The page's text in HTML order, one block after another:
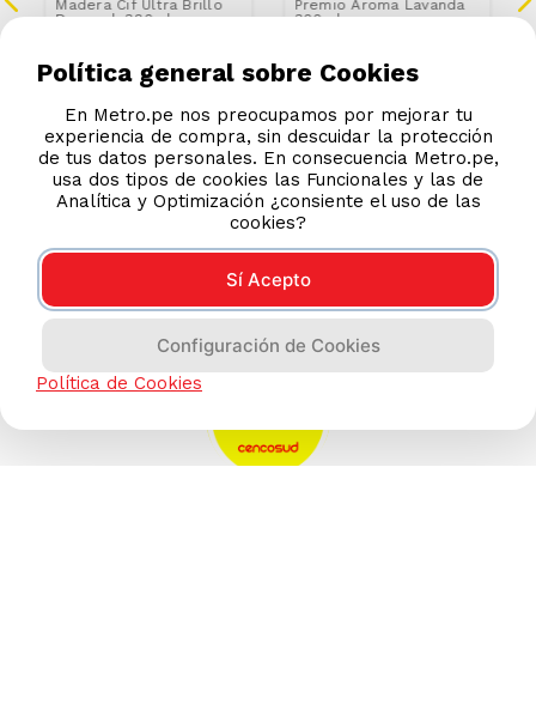
Madera Cif Ultra Brillo
Doypack 380ml
Premio Aroma Lavanda
300ml
Política general sobre Cookies
En Metro.pe nos preocupamos por mejorar tu
experiencia de compra, sin descuidar la protección
de tus datos personales. En consecuencia Metro.pe,
usa dos tipos de cookies las Funcionales y las de
Analítica y Optimización ¿consiente el uso de las
cookies?
Sí Acepto
Configuración de Cookies
Política de Cookies